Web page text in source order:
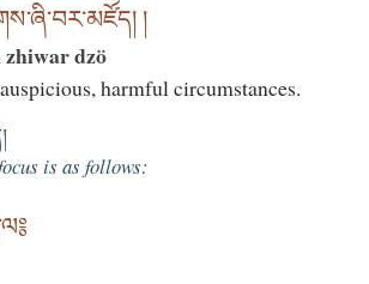
།
zhiwar dzö
harmful circumstances.
is as follows: